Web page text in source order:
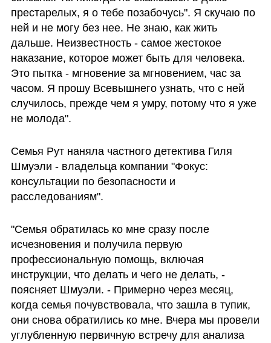
престарелых, я о тебе позабочусь". Я скучаю по
ней и не могу без нее. Не знаю, как жить
дальше. Неизвестность - самое жестокое
наказание, которое может быть для человека.
Это пытка - мгновение за мгновением, час за
часом. Я прошу Всевышнего узнать, что с ней
случилось, прежде чем я умру, потому что я уже
не молода".
Семья Рут наняла частного детектива Гиля
Шмуэли - владельца компании "Фокус:
консультации по безопасности и
расследованиям".
"Семья обратилась ко мне сразу после
исчезновения и получила первую
профессиональную помощь, включая
инструкции, что делать и чего не делать, -
поясняет Шмуэли. - Примерно через месяц,
когда семья почувствовала, что зашла в тупик,
они снова обратились ко мне. Вчера мы провели
углубленную первичную встречу для анализа